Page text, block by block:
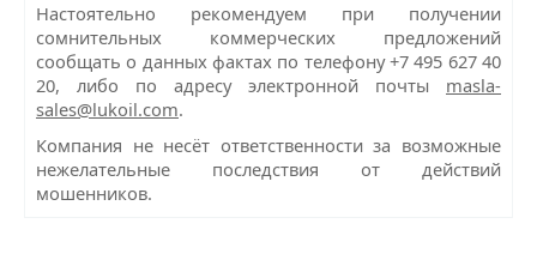
Настоятельно рекомендуем при получении
сомнительных коммерческих предложений
сообщать о данных фактах по телефону +7 495 627 40
20, либо по адресу электронной почты masla-
sales@lukoil.com.
Компания не несёт ответственности за возможные
нежелательные последствия от действий
мошенников.